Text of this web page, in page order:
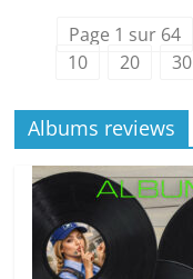
Page 1 sur 64
10
20 30
Albums reviews